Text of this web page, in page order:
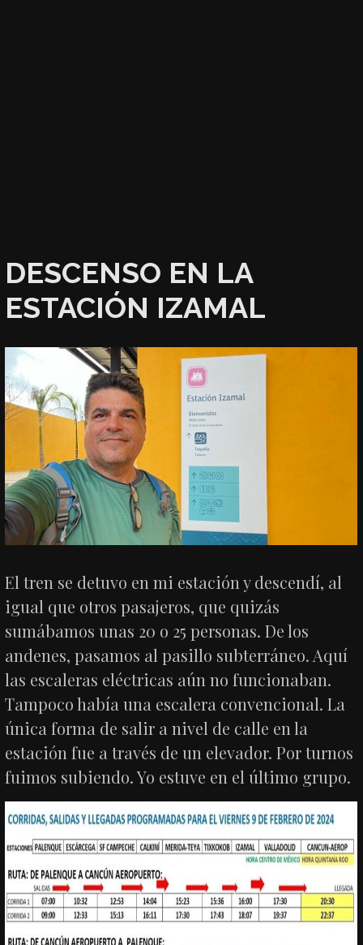
DESCENSO EN LA
ESTACIÓN IZAMAL
El tren se detuvo en mi estación y descendí, al
igual que otros pasajeros, que quizás
sumábamos unas 20 o 25 personas. De los
andenes, pasamos al pasillo subterráneo. Aquí
las escaleras eléctricas aún no funcionaban.
Tampoco había una escalera convencional. La
única forma de salir a nivel de calle en la
estación fue a través de un elevador. Por turnos
fuimos subiendo. Yo estuve en el último grupo.